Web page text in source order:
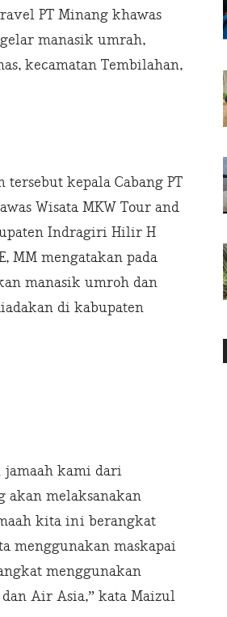
PT Minang khawas
manasik umrah,
kecamatan Tembilahan,
tersebut kepala Cabang PT
Wisata MKW Tour and
Indragiri Hilir H
MM mengatakan pada
manasik umroh dan
di kabupaten
kami dari
akan melaksanakan
kita ini berangkat
menggunakan maskapai
menggunakan
Air Asia,” kata Maizul